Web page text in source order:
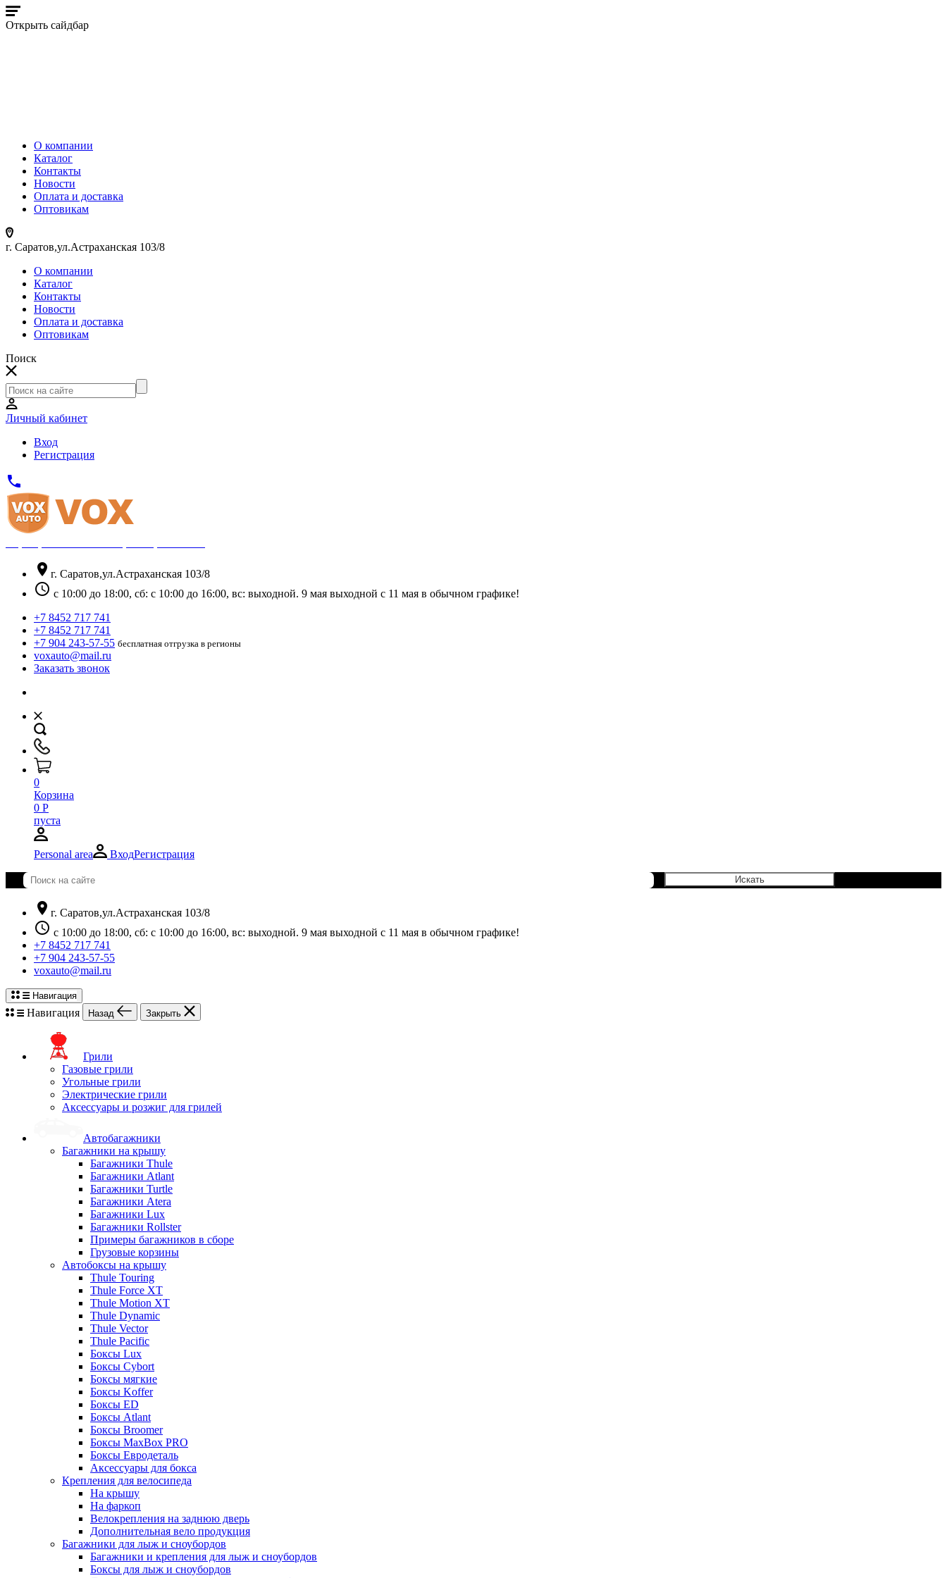
Открыть сайдбар
О компании
Каталог
Контакты
Новости
Оплата и доставка
Оптовикам
г. Саратов,ул.Астраханская 103/8
О компании
Каталог
Контакты
Новости
Оплата и доставка
Оптовикам
Поиск
Личный кабинет
Вход
Регистрация
phone
location_on г. Саратов,ул.Астраханская 103/8
schedule с 10:00 до 18:00, сб: с 10:00 до 16:00, вс: выходной. 9 мая выходной с 11 мая в обычном графике!
+7 8452 717 741
+7 8452 717 741
+7 904 243-57-55 бесплатная отгрузка в регионы
voxauto@mail.ru
Заказать звонок
0
Корзина
0 Р
пуста
Personal area ВходРегистрация
location_on г. Саратов,ул.Астраханская 103/8
schedule с 10:00 до 18:00, сб: с 10:00 до 16:00, вс: выходной. 9 мая выходной с 11 мая в обычном графике!
+7 8452 717 741
+7 904 243-57-55
voxauto@mail.ru
Навигация
Навигация Назад Закрыть
Грили
Газовые грили
Угольные грили
Электрические грили
Аксессуары и розжиг для грилей
Автобагажники
Багажники на крышу
Багажники Thule
Багажники Atlant
Багажники Turtle
Багажники Atera
Багажники Lux
Багажники Rollster
Примеры багажников в сборе
Грузовые корзины
Автобоксы на крышу
Thule Touring
Thule Force XT
Thule Motion XT
Thule Dynamic
Thule Vector
Thule Pacific
Боксы Lux
Боксы Cybort
Боксы мягкие
Боксы Koffer
Боксы ED
Боксы Atlant
Боксы Broomer
Боксы MaxBox PRO
Боксы Евродеталь
Аксессуары для бокса
Крепления для велосипеда
На крышу
На фаркоп
Велокрепления на заднюю дверь
Дополнительная вело продукция
Багажники для лыж и сноубордов
Багажники и крепления для лыж и сноубордов
Боксы для лыж и сноубордов